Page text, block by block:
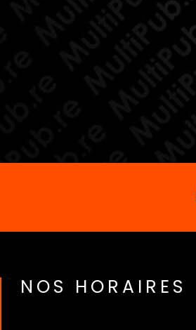
NOS HORAIRES